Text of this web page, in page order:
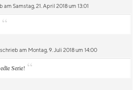
am Samstag, 21. April 2018 um 13:01
“
schrieb am Montag, 9. Juli 2018 um 14:00
Serie! “